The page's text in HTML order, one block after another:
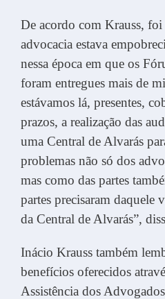
De acordo com Krauss,
advocacia estava
nessa época em que os
foram entregues mais de
estávamos lá, presentes,
prazos, a realização das
uma Central de Alvarás
problemas não só dos
mas como das partes
partes precisaram daquele
da Central de Alvarás”,
Inácio Krauss também
benefícios oferecidos
Assistência dos